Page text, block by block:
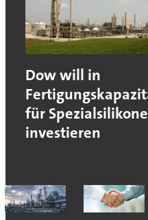
Dow will in
für Spezialsilikone
investieren